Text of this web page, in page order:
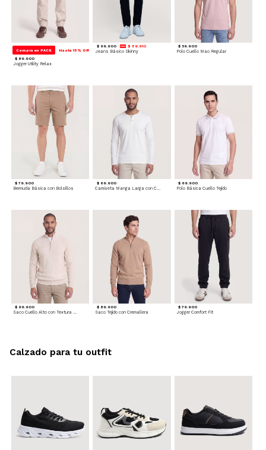
Compra en PACK Hasta 15% Off
$ 89.900
Jogger Utility Relax
$ 99.900 $ 89.910
Jeans Básico Skinny
$ 59.900
Polo Cuello Mao Regular
$ 79.900
Bermuda Básica con Bolsillos
$ 69.900 $ 69.900
Polo Básica Cuello Tejido
$ 99.900
Saco Cuello Alto con Textura Trenzada
$ 89.900
Saco Tejido con Cremallera
$ 79.900
Jogger Comfort Fit
Calzado para tu outfit